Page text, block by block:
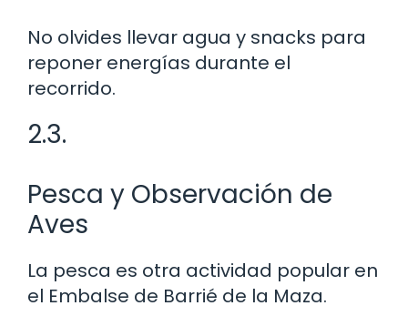
No olvides llevar agua y snacks para
reponer energías durante el
recorrido.
2.3.
Pesca y Observación de
Aves
La pesca es otra actividad popular en
el Embalse de Barrié de la Maza.